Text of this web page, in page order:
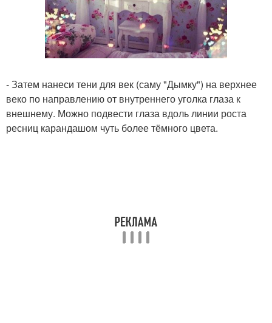
- Затем нанеси тени для век (саму "Дымку") на верхнее
веко по направлению от внутреннего уголка глаза к
внешнему. Можно подвести глаза вдоль линии роста
ресниц карандашом чуть более тёмного цвета.